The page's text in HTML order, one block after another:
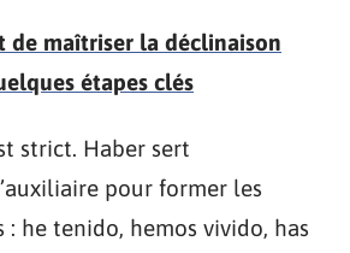
de maîtriser la déclinaison
étapes clés
strict. Haber sert
pour former les
: he tenido, hemos vivido, has